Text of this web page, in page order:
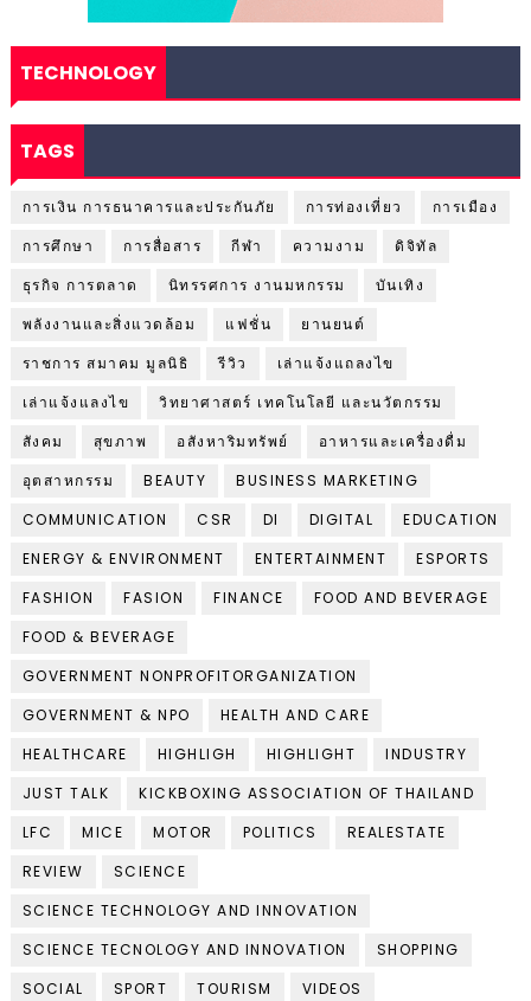
TECHNOLOGY
TAGS
การเงิน การธนาคารและประกันภัย การท่องเที่ยว
การเมือง
การศึกษา
การสื่อสาร กีฬา ความงาม
ดิจิทัล
ธุรกิจ การตลาด
นิทรรศการ งานมหกรรม
บันเทิง
พลังงานและสิ่งแวดล้อม
แฟชั่น
ยานยนต์
ราชการ สมาคม มูลนิธิ
รีวิว
เล่าแจ้งแถลงไข
เล่าแจ้งแลงไข
วิทยาศาสตร์ เทคโนโลยี และนวัตกรรม
สังคม
สุขภาพ อสังหาริมทรัพย์
อาหารและเครื่องดื่ม
อุตสาหกรรม
BEAUTY
BUSINESS MARKETING
COMMUNICATION
CSR DI DIGITAL
EDUCATION
ENERGY & ENVIRONMENT
ENTERTAINMENT
ESPORTS
FASHION
FASION FINANCE
FOOD AND BEVERAGE
FOOD & BEVERAGE
GOVERNMENT NONPROFITORGANIZATION
GOVERNMENT & NPO
HEALTH AND CARE
HEALTHCARE
HIGHLIGH HIGHLIGHT
INDUSTRY
JUST TALK
KICKBOXING ASSOCIATION OF THAILAND
LFC
MICE MOTOR POLITICS
REALESTATE
REVIEW
SCIENCE
SCIENCE TECHNOLOGY AND INNOVATION
SCIENCE TECNOLOGY AND INNOVATION
SHOPPING
SOCIAL
SPORT TOURISM VIDEOS